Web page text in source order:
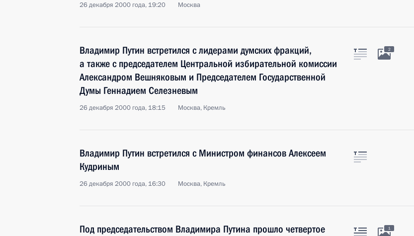
26 декабря 2000 года, 19:20 Москва
Владимир Путин встретился с лидерами думских фракций,
а также с председателем Центральной избирательной комиссии
Александром Вешняковым и Председателем Государственной
Думы Геннадием Селезневым
26 декабря 2000 года, 18:15 Москва, Кремль
2
Владимир Путин встретился с Министром финансов Алексеем
Кудриным
26 декабря 2000 года, 16:30 Москва, Кремль
Под председательством Владимира Путина прошло четвертое
1